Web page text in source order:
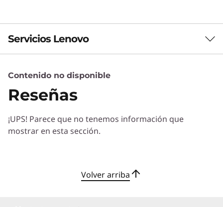
comienza durante la fase de diseño y
acompaña al SR645 V3 durante todo su ciclo de
Servicios Lenovo
Servicios de Soluciones
Diseñe la mejor estrategia para su empresa.
correcta para sus exclusivas necesidades
empresariales.
Servicios de Implementación
Contenido no disponible
Reseñas
¡UPS! Parece que no tenemos información que
mostrar en esta sección.
Volver arriba